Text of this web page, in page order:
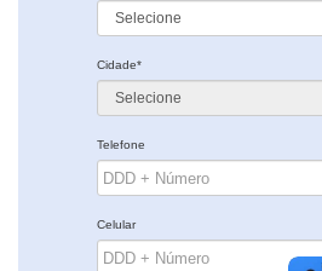
Cidade*
Telefone
Celular